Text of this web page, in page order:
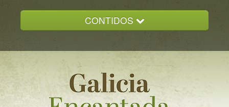
CONTIDOS
GALICIA ENCANTADA
DOCUMENTACION
NOVAS